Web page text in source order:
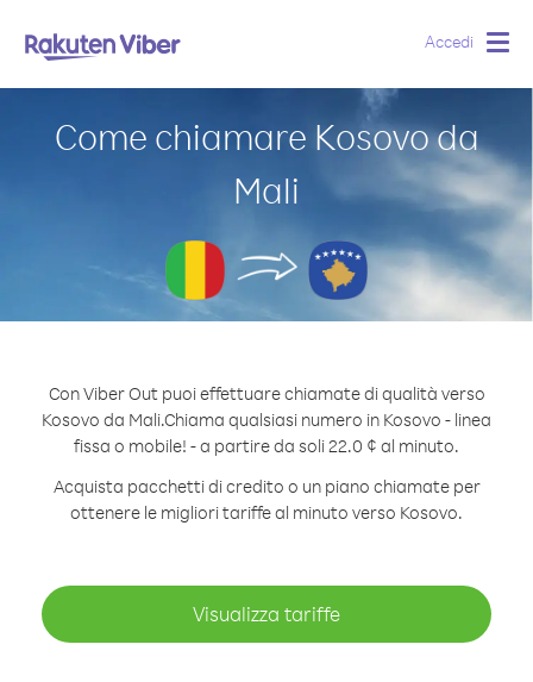
Accedi
Come chiamare Kosovo da
Mali
Con Viber Out puoi effettuare chiamate di qualità verso
Kosovo da Mali.Chiama qualsiasi numero in Kosovo - linea
fissa o mobile! - a partire da soli 22.0 ¢ al minuto.
Acquista pacchetti di credito o un piano chiamate per
ottenere le migliori tariffe al minuto verso Kosovo.
Visualizza tariffe